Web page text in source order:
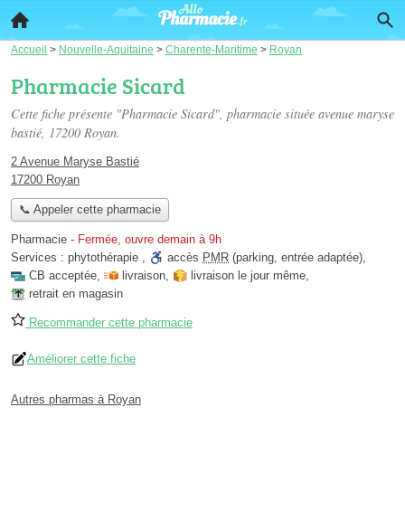
Accueil > Nouvelle-Aquitaine > Charente-Maritime > Royan
Pharmacie Sicard
Cette fiche présente "Pharmacie Sicard", pharmacie située avenue maryse
bastié, 17200 Royan.
2 Avenue Maryse Bastié
17200 Royan
📞 Appeler cette pharmacie
Pharmacie - Fermée, ouvre demain à 9h
Services : phytothérapie , accès PMR (parking, entrée adaptée),
CB acceptée, livraison, livraison le jour même,
retrait en magasin
Recommander cette pharmacie
Améliorer cette fiche
Autres pharmas à Royan